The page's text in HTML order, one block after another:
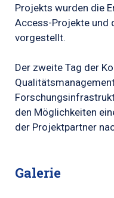
Projekts wurden die
Access-Projekte und
vorgestellt.
Der zweite Tag der
den Möglichkeiten
der Projektpartner
Galerie